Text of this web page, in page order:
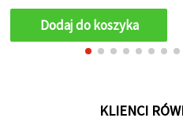
Dodaj do koszyka
KLIENCI